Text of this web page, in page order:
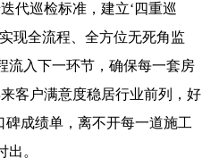
代巡检标准，建立‘四重巡
现全流程、全方位无死角监
流入下一环节，确保每一套房
客户满意度稳居行业前列，好
成绩单，离不开每一道施工
。